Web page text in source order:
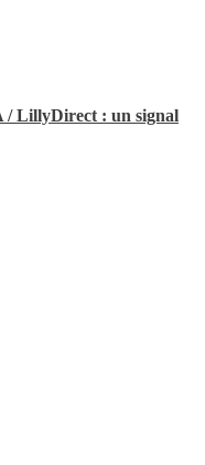
/ LillyDirect : un signal